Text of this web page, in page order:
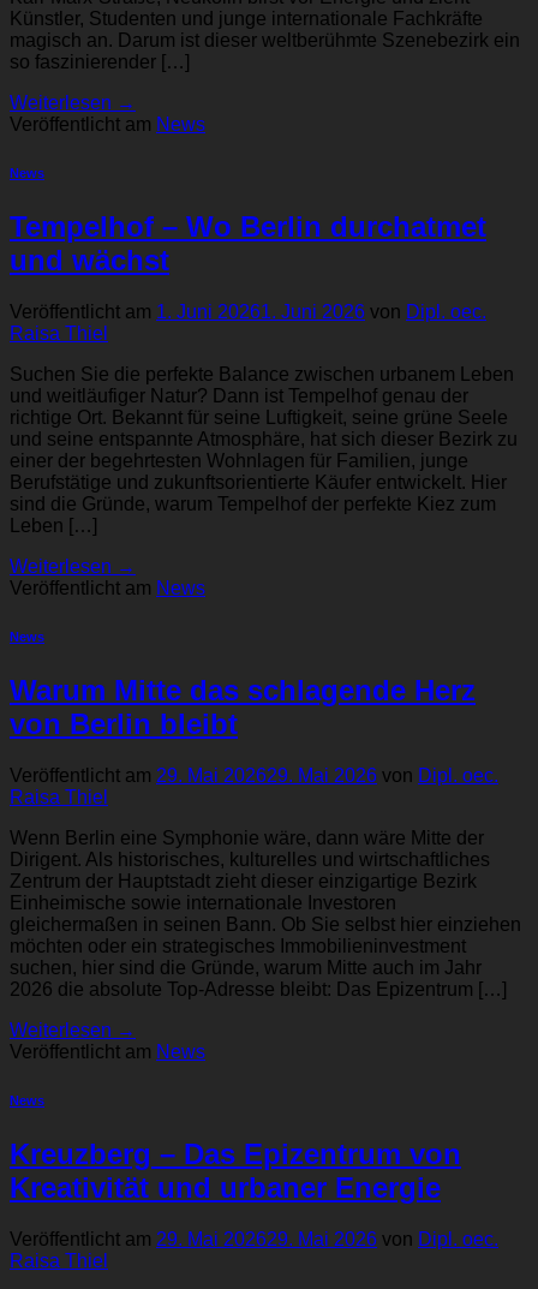
Künstler, Studenten und junge internationale Fachkräfte
magisch an. Darum ist dieser weltberühmte Szenebezirk ein
so faszinierender […]
Weiterlesen →
Veröffentlicht am News
News
Tempelhof – Wo Berlin durchatmet
und wächst
Veröffentlicht am 1. Juni 20261. Juni 2026 von Dipl. oec.
Raisa Thiel
Suchen Sie die perfekte Balance zwischen urbanem Leben
und weitläufiger Natur? Dann ist Tempelhof genau der
richtige Ort. Bekannt für seine Luftigkeit, seine grüne Seele
und seine entspannte Atmosphäre, hat sich dieser Bezirk zu
einer der begehrtesten Wohnlagen für Familien, junge
Berufstätige und zukunftsorientierte Käufer entwickelt. Hier
sind die Gründe, warum Tempelhof der perfekte Kiez zum
Leben […]
Weiterlesen →
Veröffentlicht am News
News
Warum Mitte das schlagende Herz
von Berlin bleibt
Veröffentlicht am 29. Mai 202629. Mai 2026 von Dipl. oec.
Raisa Thiel
Wenn Berlin eine Symphonie wäre, dann wäre Mitte der
Dirigent. Als historisches, kulturelles und wirtschaftliches
Zentrum der Hauptstadt zieht dieser einzigartige Bezirk
Einheimische sowie internationale Investoren
gleichermaßen in seinen Bann. Ob Sie selbst hier einziehen
möchten oder ein strategisches Immobilieninvestment
suchen, hier sind die Gründe, warum Mitte auch im Jahr
2026 die absolute Top-Adresse bleibt: Das Epizentrum […]
Weiterlesen →
Veröffentlicht am News
News
Kreuzberg – Das Epizentrum von
Kreativität und urbaner Energie
Veröffentlicht am 29. Mai 202629. Mai 2026 von Dipl. oec.
Raisa Thiel